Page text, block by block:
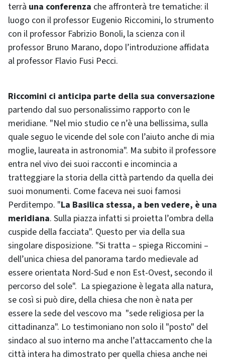
terrà una conferenza che affronterà tre tematiche: il
luogo con il professor Eugenio Riccomini, lo strumento
con il professor Fabrizio Bonoli, la scienza con il
professor Bruno Marano, dopo l’introduzione affidata
al professor Flavio Fusi Pecci.
Riccomini ci anticipa parte della sua conversazione
partendo dal suo personalissimo rapporto con le
meridiane. "Nel mio studio ce n’è una bellissima, sulla
quale seguo le vicende del sole con l’aiuto anche di mia
moglie, laureata in astronomia". Ma subito il professore
entra nel vivo dei suoi racconti e incomincia a
tratteggiare la storia della città partendo da quella dei
suoi monumenti. Come faceva nei suoi famosi
Perditempo. "La Basilica stessa, a ben vedere, è una
meridiana. Sulla piazza infatti si proietta l’ombra della
cuspide della facciata". Questo per via della sua
singolare disposizione. "Si tratta – spiega Riccomini –
dell’unica chiesa del panorama tardo medievale ad
essere orientata Nord-Sud e non Est-Ovest, secondo il
percorso del sole". La spiegazione è legata alla natura,
se così si può dire, della chiesa che non è nata per
essere la sede del vescovo ma "sede religiosa per la
cittadinanza". Lo testimoniano non solo il "posto" del
sindaco al suo interno ma anche l’attaccamento che la
città intera ha dimostrato per quella chiesa anche nei